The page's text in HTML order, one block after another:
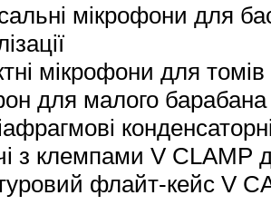
мікрофони для
мікрофони для
для малого
з клемпами V CLAMP
флайт-кейс V